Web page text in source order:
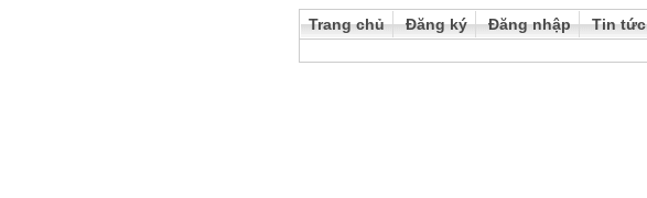
Trang chủ Đăng ký Đăng nhập Tin tức